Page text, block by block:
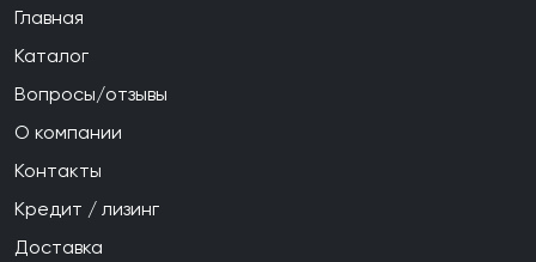
Главная
Каталог
Вопросы/отзывы
О компании
Контакты
Кредит / лизинг
Доставка